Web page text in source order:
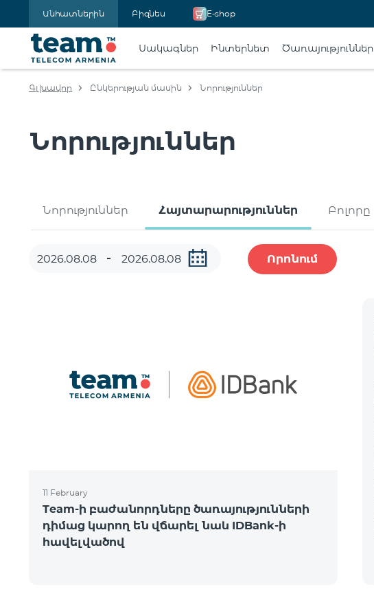
Անհատներին Բիզնես E-shop
Սակագներ Ինտերնետ Ծառայություններ
Գլխավոր Ընկերության մասին Նորություններ
Նորություններ
Նորություններ Հայտարարություններ Բոլորը
Որոնում
11 February
Team-ի բաժանորդները ծառայությունների
դիմաց կարող են վճարել նաև IDBank-ի
հավելվածով